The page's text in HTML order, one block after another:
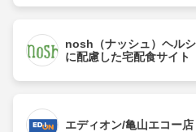
nosh（ナッシュ）ヘル
に配慮した宅配食サイト
エディオン/亀山エコー店